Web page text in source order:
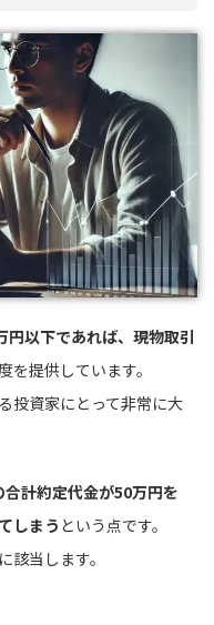
円以下であれば、現物取引
を提供しています。
投資家にとって非常に大
合計約定代金が50万円を
しまう という点です。
当します。